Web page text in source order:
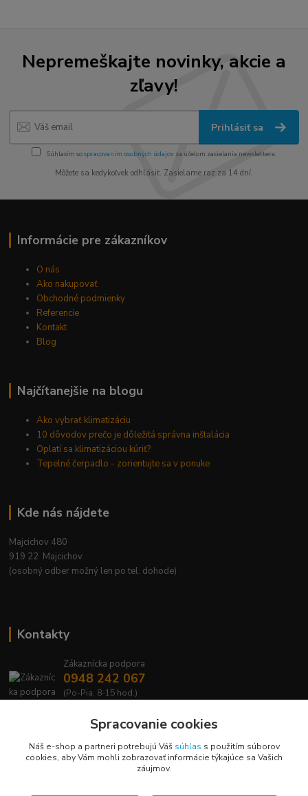
Nepremeškajte novinky, akcie a
zľavy!
Prihlásiť sa
Súhlasím sospracovaním osobných údajov za účelom zasielania newslettera.
Môžete sa kedykoľvek odhlásiť. Zasielame raz za 14 dní.
Informácie pre zákazníkov
O nás
Ako nakupovať
Obchodné podmienky
Referencie
Kontakt
Blog
Najčítanejšie na blogu
Ako vybrať klimatizáciu
10 dôvodov prečo je dôležitá správna inštalácia
Oplatí sa klimatizáciou kúriť?
Tepelné čerpadlo - zorientujte sa v ponuke
Kde nás nájdete
Majcichov 480
919 22 Majcichov
(osobný odber možný len po tel. dohode)
Kontakty
Zákaznícka podpora
0948 242 067
(Po-Pia, 8-15 hod.)
info@lavafrost.skSpracovanie cookies
Náš e-shop a partneri potrebujú Váš súhlas s použitím súborov
cookies, aby Vám mohli zobrazovať informácie týkajúce sa Vašich
záujmov.